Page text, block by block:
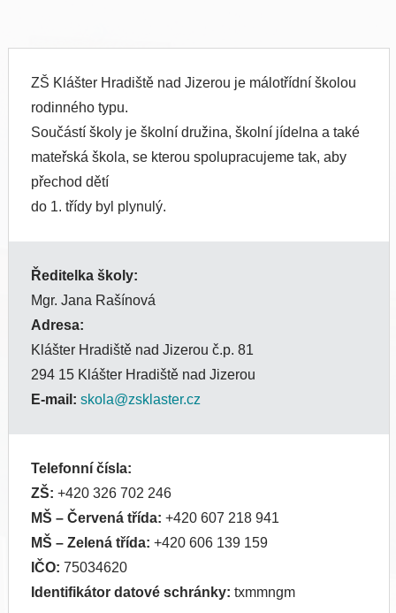
ZŠ Klášter Hradiště nad Jizerou je málotřídní školou
rodinného typu.
Součástí školy je školní družina, školní jídelna a také
mateřská škola, se kterou spolupracujeme tak, aby
přechod dětí
do 1. třídy byl plynulý.
Ředitelka školy:
Mgr. Jana Rašínová
Adresa:
Klášter Hradiště nad Jizerou č.p. 81
294 15 Klášter Hradiště nad Jizerou
E-mail: skola@zsklaster.cz
Telefonní čísla:
ZŠ: +420 326 702 246
MŠ – Červená třída: +420 607 218 941
MŠ – Zelená třída: +420 606 139 159
IČO: 75034620
Identifikátor datové schránky: txmmngm